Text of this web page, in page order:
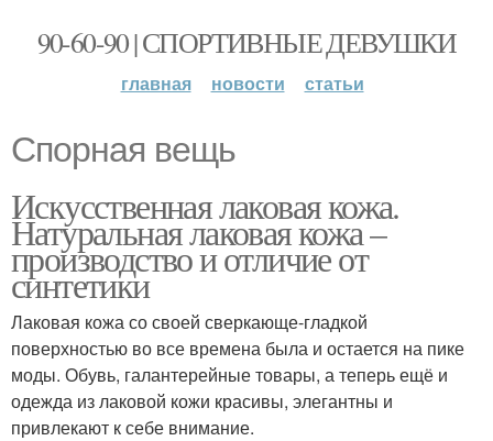
90-60-90 | СПОРТИВНЫЕ ДЕВУШКИ
главная новости статьи
Спорная вещь
Искусственная лаковая кожа.
Натуральная лаковая кожа –
производство и отличие от
синтетики
Лаковая кожа со своей сверкающе-гладкой
поверхностью во все времена была и остается на пике
моды. Обувь, галантерейные товары, а теперь ещё и
одежда из лаковой кожи красивы, элегантны и
привлекают к себе внимание.